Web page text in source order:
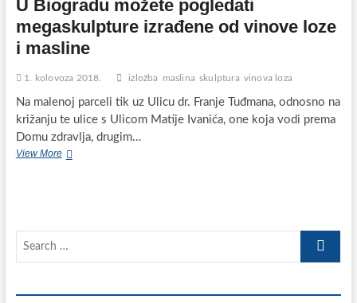
U Biogradu možete pogledati
megaskulpture izrađene od vinove loze
i masline
1. kolovoza 2018. izložba maslina skulptura vinova loza
Na malenoj parceli tik uz Ulicu dr. Franje Tuđmana, odnosno na
križanju te ulice s Ulicom Matije Ivanića, one koja vodi prema
Domu zdravlja, drugim…
View MoreU
vinove
masline
Search